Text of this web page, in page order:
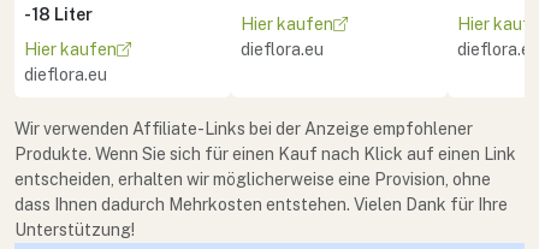
- 18 Liter
Hier kaufen
dieflora.eu
Hier kaufen
dieflora.eu
Hier
dieflora.eu
Wir verwenden Affiliate-Links bei der Anzeige empfohlener
Produkte. Wenn Sie sich für einen Kauf nach Klick auf einen Link
entscheiden, erhalten wir möglicherweise eine Provision, ohne
dass Ihnen dadurch Mehrkosten entstehen. Vielen Dank für Ihre
Unterstützung!